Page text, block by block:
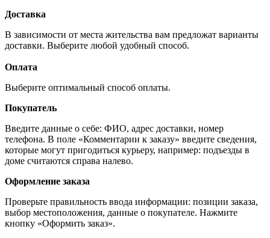
Доставка
В зависимости от места жительства вам предложат варианты
доставки. Выберите любой удобный способ.
Оплата
Выберите оптимальный способ оплаты.
Покупатель
Введите данные о себе: ФИО, адрес доставки, номер
телефона. В поле «Комментарии к заказу» введите сведения,
которые могут пригодиться курьеру, например: подъезды в
доме считаются справа налево.
Оформление заказа
Проверьте правильность ввода информации: позиции заказа,
выбор местоположения, данные о покупателе. Нажмите
кнопку «Оформить заказ».